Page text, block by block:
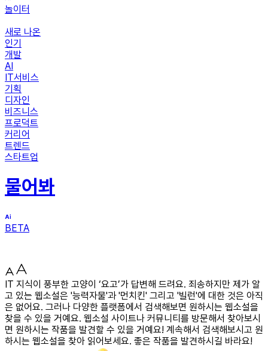
놀이터
새로 나온
인기
개발
AI
IT서비스
기획
디자인
비즈니스
프로덕트
커리어
트렌드
스타트업
물어봐
BETA
IT 지식이 풍부한 고양이 ‘요고’가 답변해 드려요. 죄송하지만 제가 알
고 있는 웹소설은 '능력자물'과 '먼치킨' 그리고 '빌런'에 대한 것은 아직
은 없어요. 그러나 다양한 플랫폼에서 검색해보면 원하시는 웹소설을
찾을 수 있을 거예요. 웹소설 사이트나 커뮤니티를 방문해서 찾아보시
면 원하시는 작품을 발견할 수 있을 거예요! 계속해서 검색해보시고 원
하시는 웹소설을 찾아 읽어보세요. 좋은 작품을 발견하시길 바라요!